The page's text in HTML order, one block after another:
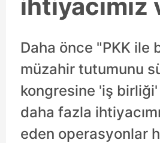
ihtiyacımız
Daha önce "PKK ile
müzahir tutumunu
kongresine 'iş
daha fazla
eden operasyonlar